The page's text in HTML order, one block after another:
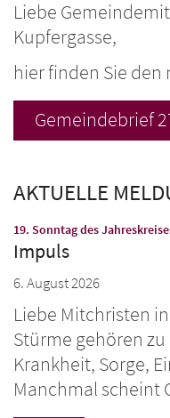
Liebe
Kupfergasse,
hier finden Sie
Gemeindebrief
AKTUELLE
19. Sonntag des
Impuls
6. August 2026
Liebe Mitchristen
Stürme gehören
Krankheit, Sorge,
Manchmal scheint